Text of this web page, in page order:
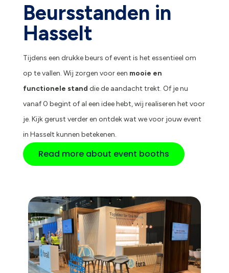
Beursstanden in
Hasselt
Tijdens een drukke beurs of event is het essentieel om
op te vallen. Wij zorgen voor een mooie en
functionele stand die de aandacht trekt. Of je nu
vanaf 0 begint of al een idee hebt, wij realiseren het voor
je. Kijk gerust verder en ontdek wat we voor jouw event
in Hasselt kunnen betekenen.
Read more about event booths